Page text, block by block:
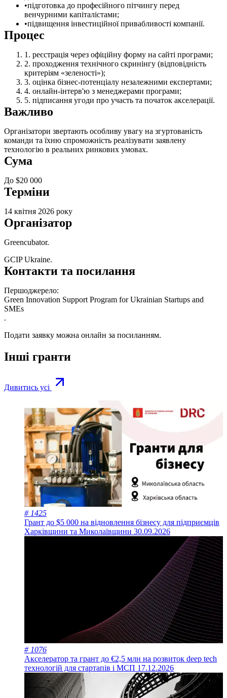
підготовка до професійного пітчингу перед
венчурними капіталістами;
підвищення інвестиційної привабливості компанії.
Процес
реєстрація через офіційну форму на сайті програми;
проходження технічного скринінгу (відповідність
критеріям «зеленості»);
оцінка бізнес-потенціалу незалежними експертами;
онлайн-інтерв'ю з менеджерами програми;
підписання угоди про участь та початок акселерації.
Важливо
Організатори звертають особливу увагу на згуртованість
команди та їхню спроможність реалізувати заявлену
технологію в реальних ринкових умовах.
Сума
До $20 000
Терміни
14 квітня 2026 року
Організатор
Greencubator.
GCIP Ukraine.
Контакти та посилання
Першоджерело:
Green Innovation Support Program for Ukrainian Startups and
SMEs
.
Подати заявку можна онлайн за посиланням.
Інші гранти
Дивитись усі
# 1425
Грант до $5 000 на відновлення бізнесу для підприємців
Харківщини та Миколаївщини 30.09.2026
# 1076
Акселератор та грант до €2,5 млн на розвиток deep tech
технологій для стартапів і МСП 17.12.2026